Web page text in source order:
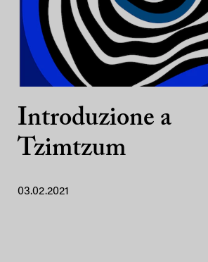
Introduzione a
Tzimtzum
03.02.2021